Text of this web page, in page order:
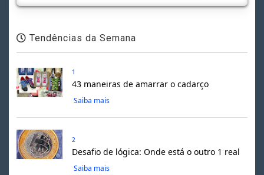
Tendências da Semana
1
43 maneiras de amarrar o cadarço
Saiba mais
2
Desafio de lógica: Onde está o outro 1 real
Saiba mais